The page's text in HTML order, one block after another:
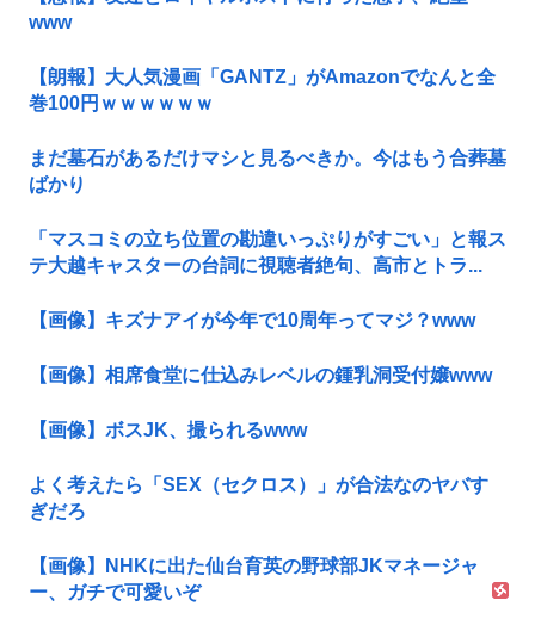
www
【朗報】大人気漫画「GANTZ」がAmazonでなんと全
巻100円ｗｗｗｗｗｗ
まだ墓石があるだけマシと見るべきか。今はもう合葬墓
ばかり
「マスコミの立ち位置の勘違いっぷりがすごい」と報ス
テ大越キャスターの台詞に視聴者絶句、高市とトラ...
【画像】キズナアイが今年で10周年ってマジ？www
【画像】相席食堂に仕込みレベルの鍾乳洞受付嬢www
【画像】ボスJK、撮られるwww
よく考えたら「SEX（セクロス）」が合法なのヤバす
ぎだろ
【画像】NHKに出た仙台育英の野球部JKマネージャ
ー、ガチで可愛いぞ